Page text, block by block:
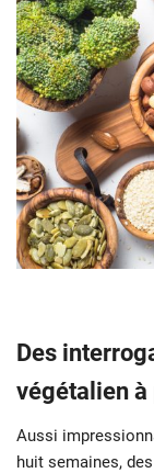
Des
végétalien
Aussi
huit semaines,